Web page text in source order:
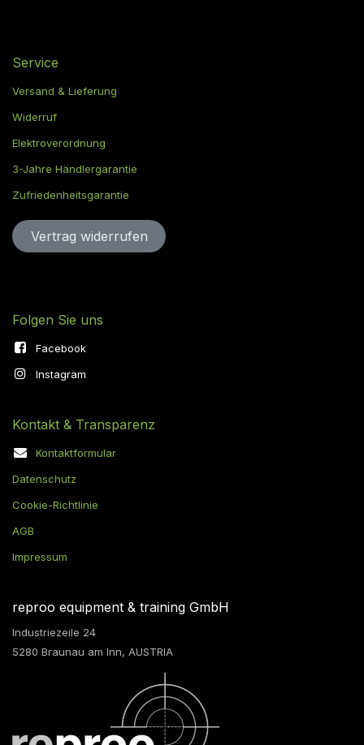
Service
Versand & Lieferung
Widerruf
Elektroverordnung
3-Jahre Händlergarantie
Zufriedenheitsgarantie
Vertrag widerru​​​​​​​​​​fen
Folgen Sie uns
Facebook
Instagram
Kontakt & Transparenz
Kontaktformular
Datenschutz
Cookie-Richtlinie
AGB
Impressum
reproo equipment & training GmbH
Industriezeile 24
5280 Braunau am Inn, AUSTRIA